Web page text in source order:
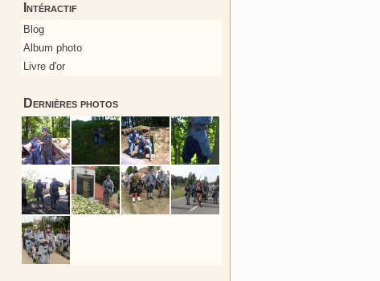
Intéractif
Blog
Album photo
Livre d'or
Dernières photos